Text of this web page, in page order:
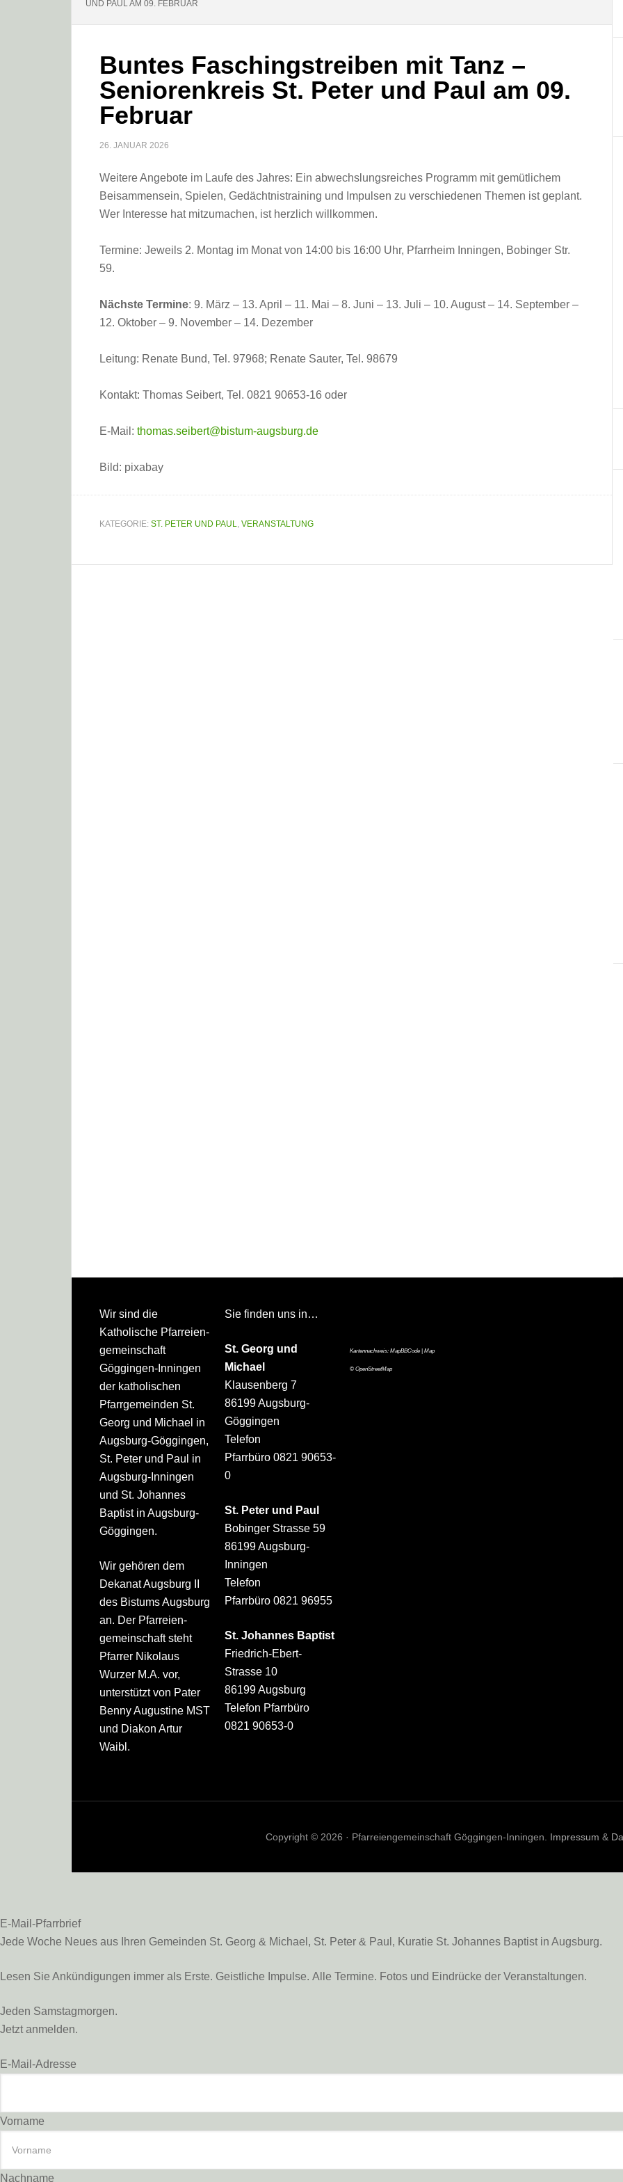
UND PAUL AM 09. FEBRUAR
Buntes Faschingstreiben mit Tanz –
Seniorenkreis St. Peter und Paul am 09.
Februar
26. JANUAR 2026
Weitere Angebote im Laufe des Jahres: Ein abwechslungsreiches Programm mit gemütlichem
Beisammensein, Spielen, Gedächtnistraining und Impulsen zu verschiedenen Themen ist geplant.
Wer Interesse hat mitzumachen, ist herzlich willkommen.
Termine: Jeweils 2. Montag im Monat von 14:00 bis 16:00 Uhr, Pfarrheim Inningen, Bobinger Str.
59.
Nächste Termine: 9. März – 13. April – 11. Mai – 8. Juni – 13. Juli – 10. August – 14. September –
12. Oktober – 9. November – 14. Dezember
Leitung: Renate Bund, Tel. 97968; Renate Sauter, Tel. 98679
Kontakt: Thomas Seibert, Tel. 0821 90653-16 oder
E-Mail: thomas.seibert@bistum-augsburg.de
Bild: pixabay
KATEGORIE: ST. PETER UND PAUL, VERANSTALTUNG
Footer
Wir sind die
Katholische Pfarreien­
gemeinschaft
Göggingen-Inningen
der katholischen
Pfarrgemeinden St.
Georg und Michael in
Augsburg-Göggingen,
St. Peter und Paul in
Augsburg-Inningen
und St. Johannes
Baptist in Augsburg-
Göggingen.
Wir gehören dem
Dekanat Augsburg II
des Bistums Augsburg
an. Der Pfarreien­
gemeinschaft steht
Pfarrer Nikolaus
Wurzer M.A. vor,
unterstützt von Pater
Benny Augustine MST
und Diakon Artur
Waibl.
Sie finden uns in…
St. Georg und
Michael
Klausenberg 7
86199 Augsburg-
Göggingen
Telefon
Pfarrbüro 0821 90653-
0
St. Peter und Paul
Bobinger Strasse 59
86199 Augsburg-
Inningen
Telefon
Pfarrbüro 0821 96955
St. Johannes Baptist
Friedrich-Ebert-
Strasse 10
86199 Augsburg
Telefon Pfarrbüro
0821 90653-0
Kartennachweis: MapBBCode| Map
© OpenStreetMap
Copyright © 2026 · Pfarreiengemeinschaft Göggingen-Inningen. Impressum &
E-Mail-Pfarrbrief
Jede Woche Neues aus Ihren Gemeinden St. Georg & Michael, St. Peter & Paul, Kuratie St. Johannes Baptist in Augsburg.
Lesen Sie Ankündigungen immer als Erste. Geistliche Impulse. Alle Termine. Fotos und Eindrücke der Veranstaltungen.
Jeden Samstagmorgen.
Jetzt anmelden.
E-Mail-Adresse
Vorname
Nachname